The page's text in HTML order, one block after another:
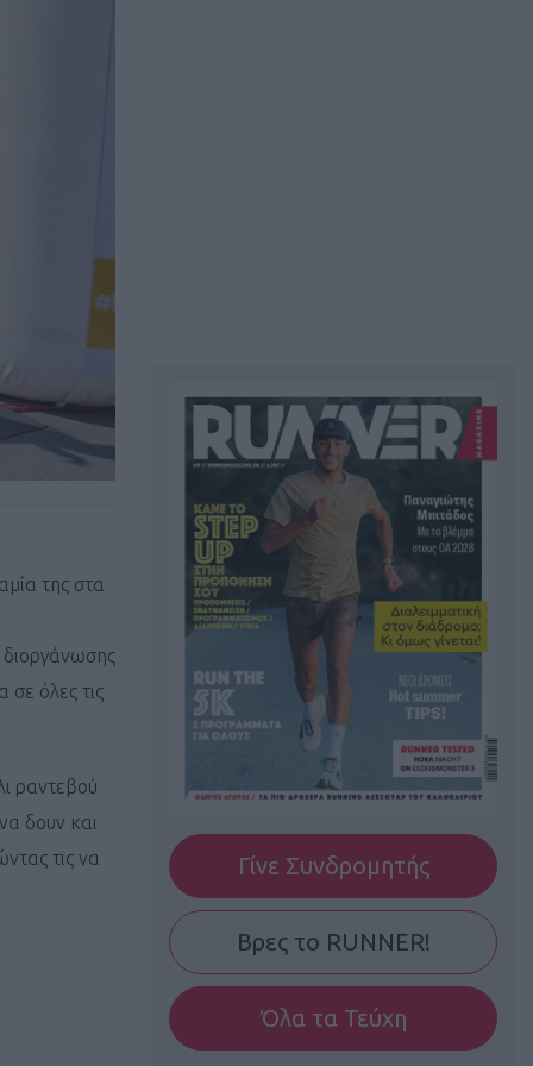
της στα
διοργάνωσης
όλες τις
ραντεβού
δουν και
τις να
Γίνε Συνδρομητής
Βρες το RUNNER!
Όλα τα Τεύχη